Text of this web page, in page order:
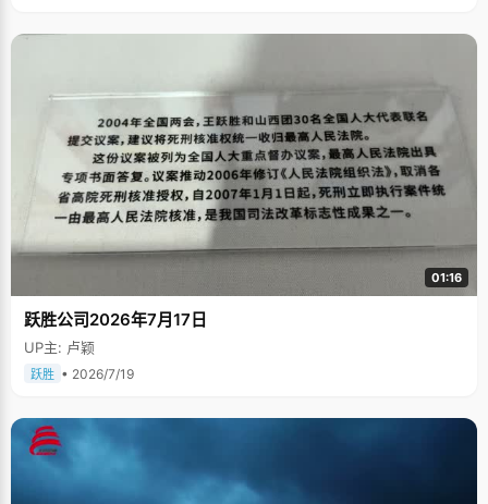
01:16
跃胜公司2026年7月17日
UP主: 卢颖
跃胜 • 2026/7/19